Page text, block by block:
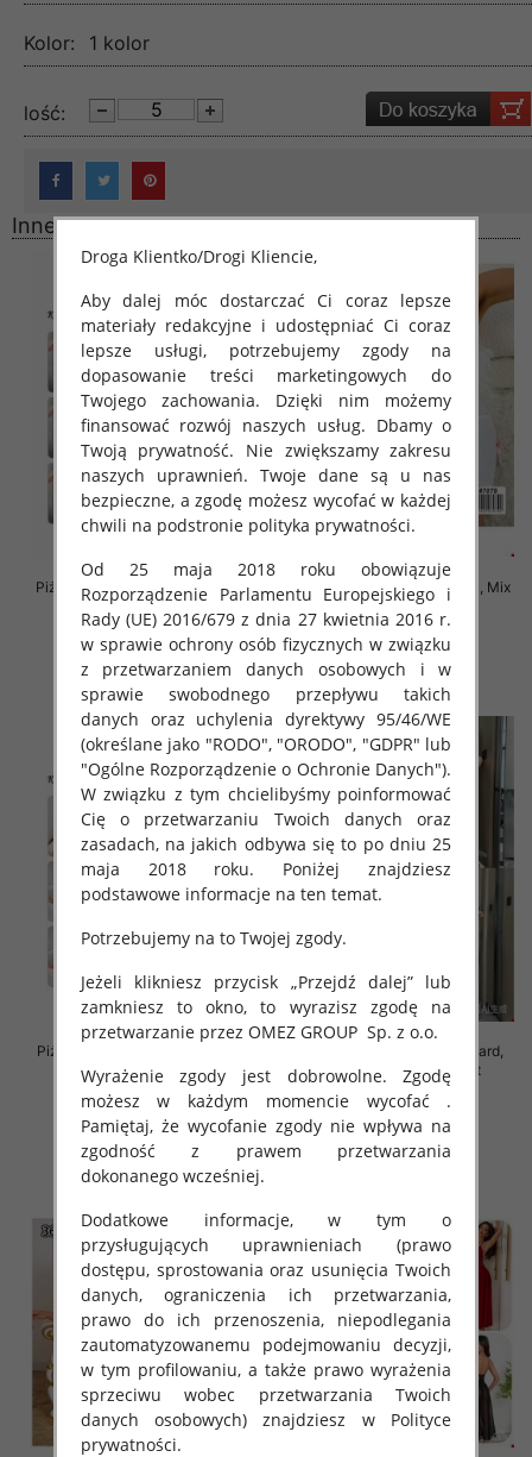
Kolor: 1 kolor
lość:
Inne produkty
Piżama damska Roz XL-3XL, Mix
kolor Paczka 12 szt
27.00 zł
szczegóły
Piżama damska Roz M/L/XL, Mix
kolor Paczka 12 szt
29.00 zł
szczegóły
Piżama damska Roz M/L/XL, Mix
kolor Paczka 12 szt
26.00 zł
szczegóły
Piżama damska Roz Standard,
Mix kolor Paczka 12 szt
37.00 zł
szczegóły
Droga Klientko/Drogi Kliencie,
Aby dalej móc dostarczać Ci coraz lepsze
materiały redakcyjne i udostępniać Ci coraz
lepsze usługi, potrzebujemy zgody na
dopasowanie treści marketingowych do
Twojego zachowania. Dzięki nim możemy
finansować rozwój naszych usług. Dbamy o
Twoją prywatność. Nie zwiększamy zakresu
naszych uprawnień. Twoje dane są u nas
bezpieczne, a zgodę możesz wycofać w każdej
chwili na podstronie polityka prywatności.
Od 25 maja 2018 roku obowiązuje
Rozporządzenie Parlamentu Europejskiego i
Rady (UE) 2016/679 z dnia 27 kwietnia 2016 r.
w sprawie ochrony osób fizycznych w związku
z przetwarzaniem danych osobowych i w
sprawie swobodnego przepływu takich
danych oraz uchylenia dyrektywy 95/46/WE
(określane jako "RODO", "ORODO", "GDPR" lub
"Ogólne Rozporządzenie o Ochronie Danych").
W związku z tym chcielibyśmy poinformować
Cię o przetwarzaniu Twoich danych oraz
zasadach, na jakich odbywa się to po dniu 25
maja 2018 roku. Poniżej znajdziesz
podstawowe informacje na ten temat.
Potrzebujemy na to Twojej zgody.
Jeżeli klikniesz przycisk „Przejdź dalej” lub
zamkniesz to okno, to wyrazisz zgodę na
przetwarzanie przez OMEZ GROUP Sp. z o.o.
Wyrażenie zgody jest dobrowolne. Zgodę
możesz w każdym momencie wycofać .
Pamiętaj, że wycofanie zgody nie wpływa na
zgodność z prawem przetwarzania
dokonanego wcześniej.
Dodatkowe informacje, w tym o
przysługujących uprawnieniach (prawo
dostępu, sprostowania oraz usunięcia Twoich
danych, ograniczenia ich przetwarzania,
prawo do ich przenoszenia, niepodlegania
zautomatyzowanemu podejmowaniu decyzji,
w tym profilowaniu, a także prawo wyrażenia
sprzeciwu wobec przetwarzania Twoich
danych osobowych) znajdziesz w Polityce
prywatności.